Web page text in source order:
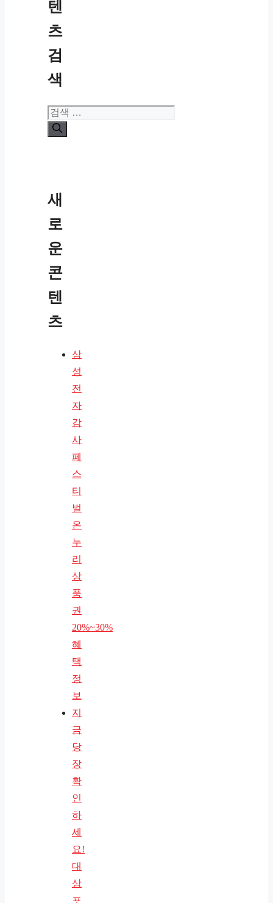
텐
츠
검
색
검
색:
새
로
운
콘
텐
츠
삼
성
전
자
감
사
페
스
티
벌
온
누
리
상
품
권
20%~30%
혜
택
정
보
지
금
당
장
확
인
하
세
요!
대
상
포